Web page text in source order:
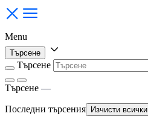
Menu
Търсене
Търсене
Търсене —
Последни търсения Изчисти всички